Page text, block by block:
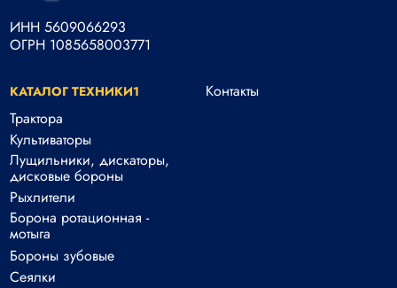
ИНН 5609066293
ОГРН 1085658003771
КАТАЛОГ ТЕХНИКИ1
Трактора
Культиваторы
Лущильники, дискаторы,
дисковые бороны
Рыхлители
Борона ротационная -
мотыга
Бороны зубовые
Сеялки
Контакты